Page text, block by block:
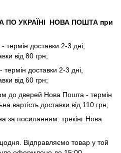
УКРАЇНІ НОВА ПОШТА при
доставки 2-3 дні,
від 80 грн;
доставки 2-3 дні,
від 60 грн;
до дверей Нова Пошта - термін
вартість доставки від 110 грн;
за посиланням: трекінг Нова
Відправляємо товар у той